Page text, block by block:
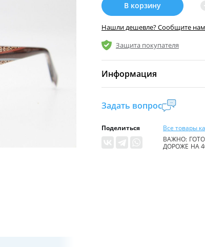
В корзину
Нашли дешевле? Сообщите нам
Защита покупателя
Информация
21 %
Уровень доступа:0
* Общие условия
Задать вопрос
Поделиться
Все товары
ВАЖНО:
ДОРОЖЕ НА